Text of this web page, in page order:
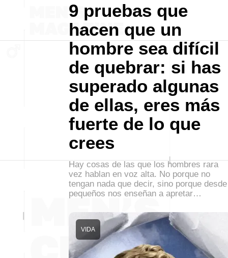
9 pruebas que
hacen que un
hombre sea difícil
de quebrar: si has
superado algunas
de ellas, eres más
fuerte de lo que
crees
Hay cosas de las que los hombres rara
vez hablan en voz alta. No porque no
tengan nada que decir, sino porque desde
pequeños nos enseñan a apretar…
VIDA